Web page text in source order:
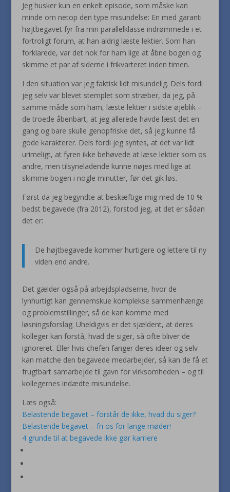
Jeg husker kun en enkelt episode, som måske kan
minde om netop den type misundelse: En med garanti
højtbegavet fyr fra min parallelklasse indrømmede i et
fortroligt forum, at han aldrig læste lektier. Som han
forklarede, var det nok for ham lige at åbne bogen og
skimme et par af siderne i frikvarteret inden timen.
I den situation var jeg faktisk lidt misundelig. Dels fordi
jeg selv var blevet stemplet som stræber, da jeg, på
samme måde som ham, læste lektier i sidste øjeblik –
de troede åbenbart, at jeg allerede havde læst det en
gang og bare skulle genopfriske det, så jeg kunne få
gode karakterer. Dels fordi jeg syntes, at det var lidt
urimeligt, at fyren ikke behøvede at læse lektier som os
andre, men tilsyneladende kunne nøjes med lige at
skimme bogen i nogle minutter, før det gik løs.
Først da jeg begyndte at beskæftige mig med de 10 %
bedst begavede (fra 2012), forstod jeg, at det er sådan
det er:
De højtbegavede kommer hurtigere og lettere til ny
viden end andre.
Det gælder også på arbejdspladserne, hvor de
lynhurtigt kan gennemskue komplekse sammenhænge
og problemstillinger, så de kan komme med
løsningsforslag. Uheldigvis er det sjældent, at deres
kolleger kan forstå, hvad de siger, så ofte bliver de
ignoreret. Eller hvis chefen fanger deres ideer og selv
kan matche den begavede medarbejder, så kan de få et
frugtbart samarbejde til gavn for virksomheden – og til
kollegernes indædte misundelse.
Læs også:
Belastende begavet – forstår de ikke, hvad du siger?
Belastende begavet – fri os for lange møder!
4 grunde til at begavede ikke gør karriere